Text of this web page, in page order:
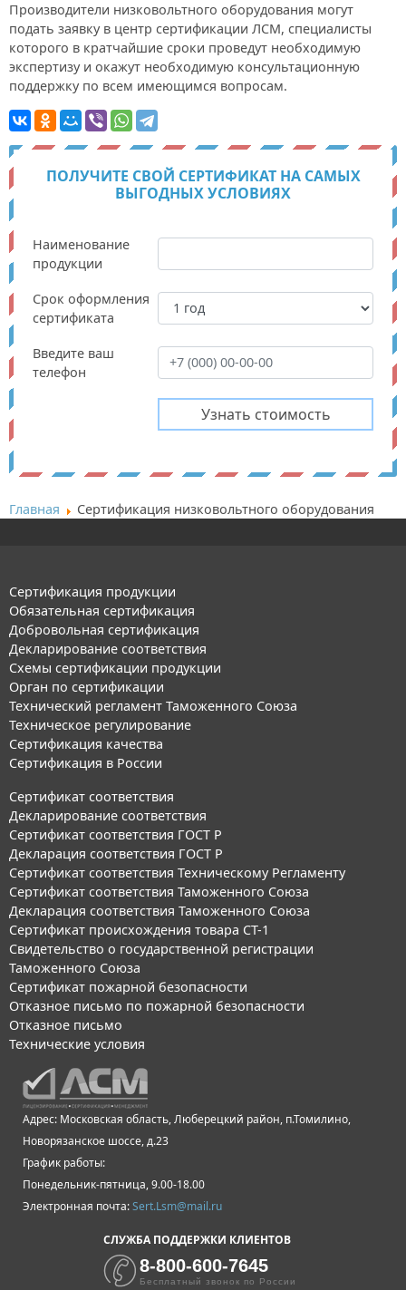
Производители низковольтного оборудования могут
подать заявку в центр сертификации ЛСМ, специалисты
которого в кратчайшие сроки проведут необходимую
экспертизу и окажут необходимую консультационную
поддержку по всем имеющимся вопросам.
ПОЛУЧИТЕ СВОЙ СЕРТИФИКАТ НА САМЫХ
ВЫГОДНЫХ УСЛОВИЯХ
Наименование
продукции
Срок оформления
сертификата
Введите ваш
телефон
Главная Сертификация низковольтного оборудования
Сертификация продукции
Обязательная сертификация
Добровольная сертификация
Декларирование соответствия
Схемы сертификации продукции
Орган по сертификации
Технический регламент Таможенного Союза
Техническое регулирование
Сертификация качества
Сертификация в России
Сертификат соответствия
Декларирование соответствия
Сертификат соответствия ГОСТ Р
Декларация соответствия ГОСТ Р
Сертификат соответствия Техническому Регламенту
Сертификат соответствия Таможенного Союза
Декларация соответствия Таможенного Союза
Сертификат происхождения товара СТ-1
Свидетельство о государственной регистрации
Таможенного Союза
Сертификат пожарной безопасности
Отказное письмо по пожарной безопасности
Отказное письмо
Технические условия
Адрес: Московская область, Люберецкий район, п.Томилино,
Новорязанское шоссе, д.23
График работы:
Понедельник-пятница, 9.00-18.00
Электронная почта:Sert.Lsm@mail.ru
СЛУЖБА ПОДДЕРЖКИ КЛИЕНТОВ
8-800-600-7645
Бесплатный звонок по России